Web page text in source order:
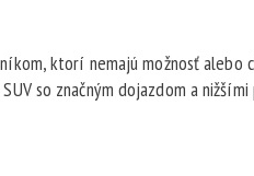
ktorí nemajú možnosť alebo
so značným dojazdom a